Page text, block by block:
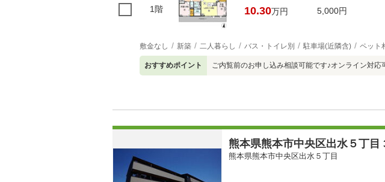
1階 10.30万円 5,000円
敷金なし 新築 二人暮らし バス・トイレ別 駐車場(近隣含) ペット
おすすめポイント ご内覧前のお申し込み相談可能です♪オンライン対
熊本県熊本市中央区出水５丁目
熊本県熊本市中央区出水５丁目